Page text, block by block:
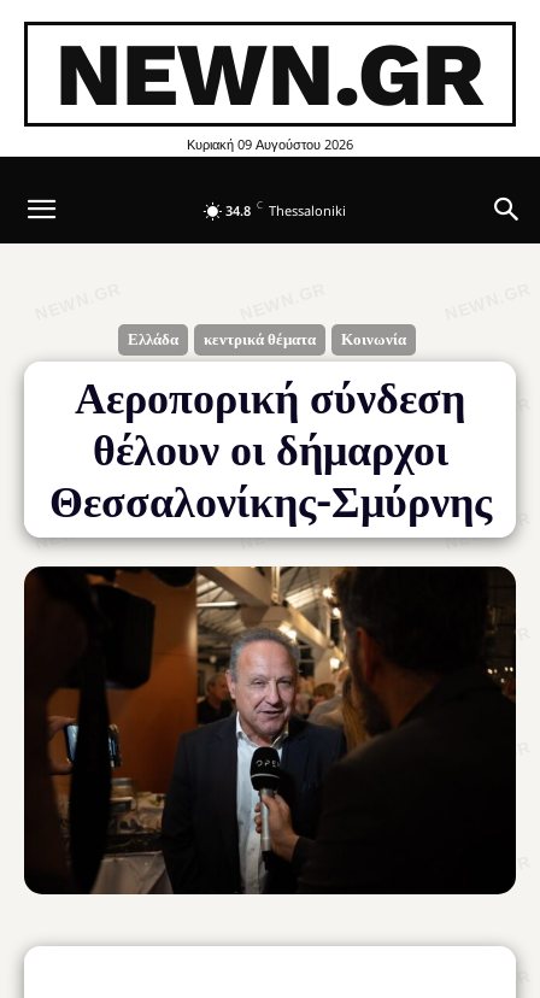
NEWN.GR
Κυριακή 09 Αυγούστου 2026
34.8 C Thessaloniki
Ελλάδα κεντρικά θέματα Κοινωνία
Αεροπορική σύνδεση
θέλουν οι δήμαρχοι
Θεσσαλονίκης-Σμύρνης